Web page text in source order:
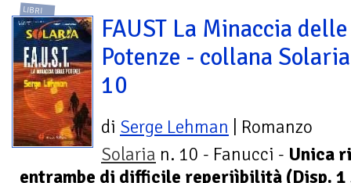
LIBRI
FAUST La Minaccia delle
Potenze - collana
10
di Serge Lehman | Romanzo
Solaria n. 10 - Fanucci - Unica
entrambe di difficile reperiìbilità (Disp.